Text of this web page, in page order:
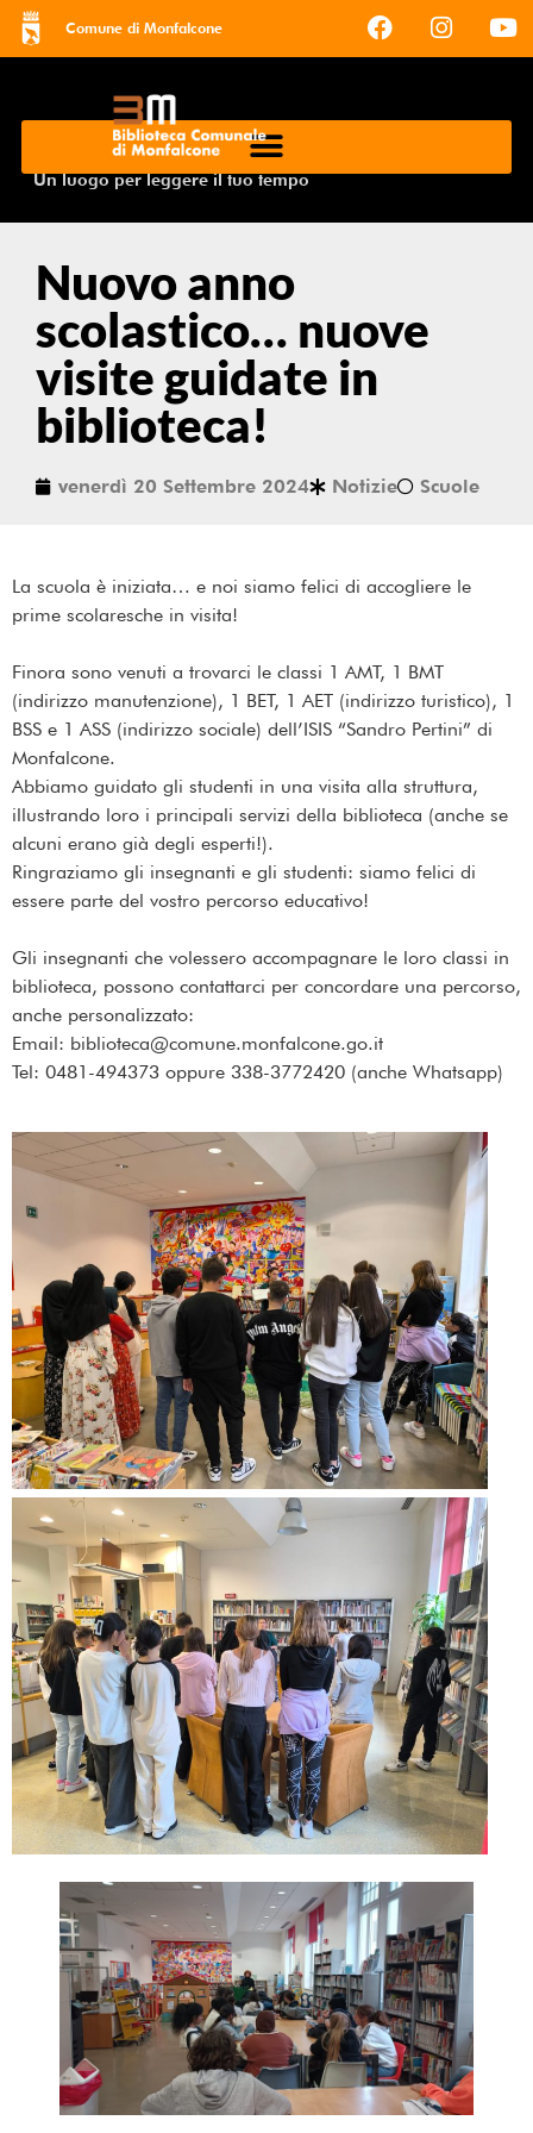
Comune di Monfalcone
Un luogo per leggere il tuo tempo
Nuovo anno
scolastico… nuove
visite guidate in
biblioteca!
venerdì 20 Settembre 2024 Notizie Scuole
La scuola è iniziata… e noi siamo felici di accogliere le
prime scolaresche in visita!
Finora sono venuti a trovarci le classi 1 AMT, 1 BMT
(indirizzo manutenzione), 1 BET, 1 AET (indirizzo turistico), 1
BSS e 1 ASS (indirizzo sociale) dell’ISIS “Sandro Pertini” di
Monfalcone.
Abbiamo guidato gli studenti in una visita alla struttura,
illustrando loro i principali servizi della biblioteca (anche se
alcuni erano già degli esperti!).
Ringraziamo gli insegnanti e gli studenti: siamo felici di
essere parte del vostro percorso educativo!
Gli insegnanti che volessero accompagnare le loro classi in
biblioteca, possono contattarci per concordare una percorso,
anche personalizzato:
Email: biblioteca@comune.monfalcone.go.it
Tel: 0481-494373 oppure 338-3772420 (anche Whatsapp)